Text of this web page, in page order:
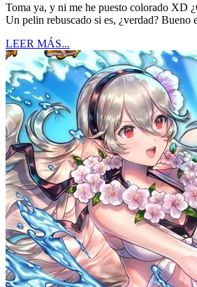
Toma ya, y ni me he puesto colorado XD
Un pelin rebuscado si es, ¿verdad?
LEER MÁS...